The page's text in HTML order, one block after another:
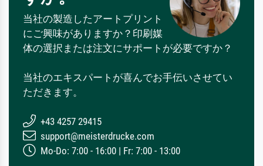
当社の製造したアートプリント
にご興味がありますか？印刷媒
体の選択または注文にサポートが必要ですか？
当社のエキスパートが喜んでお手伝いさせてい
ただきます。
+43 4257 29415
support@meisterdrucke.com
Mo-Do: 7:00 - 16:00 | Fr: 7:00 - 13:00